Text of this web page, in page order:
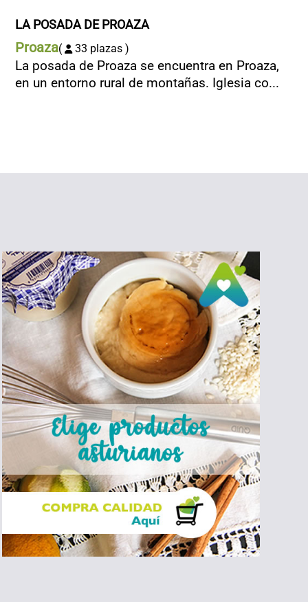
LA POSADA DE PROAZA
Proaza( 33 plazas )
La posada de Proaza se encuentra en Proaza,
en un entorno rural de montañas. Iglesia co...